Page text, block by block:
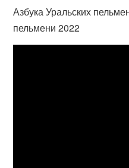
Азбука Уральских
пельмени 2022